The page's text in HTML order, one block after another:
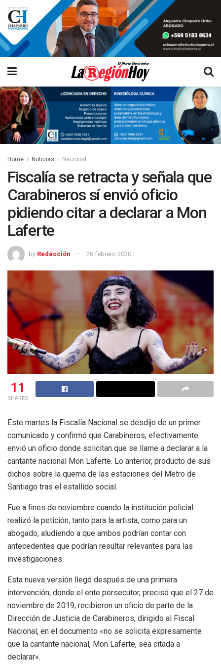
Home Noticias Nacional
Fiscalía se retracta y señala que
Carabineros sí envió oficio
pidiendo citar a declarar a Mon
Laferte
by Redacción 26 febrero 2020
11
SHARES
Este martes la Fiscalía Nacional se desdijo de un primer
comunicado y confirmó que Carabineros, efectivamente
envió un oficio donde solicitan que se llame a declarar a la
cantante nacional Mon Laferte. Lo anterior, producto de sus
dichos sobre la quema de las estaciones del Metro de
Santiago tras el estallido social.
Fue a fines de noviembre cuando la institución policial
realizó la petición, tanto para la artista, como para un
abogado, aludiendo a que ambos podrían contar con
antecedentes que podrían resultar relevantes para las
investigaciones.
Esta nueva versión llegó después de una primera
intervención, donde el ente persecutor, precisó que el 27 de
noviembre de 2019, recibieron un oficio de parte de la
Dirección de Justicia de Carabineros, dirigido al Fiscal
Nacional, en el documento «no se solicita expresamente
que la cantante nacional, Mon Laferte, sea citada a
declarar».